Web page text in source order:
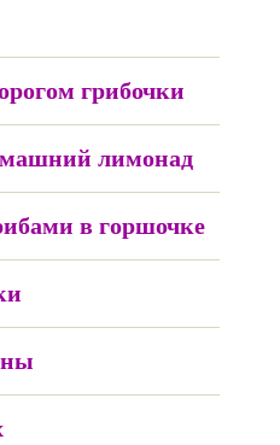
грибочки
лимонад
в горшочке